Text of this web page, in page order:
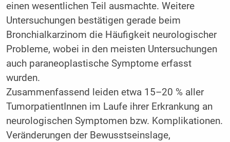
einen wesentlichen Teil ausmachte. Weitere
Untersuchungen bestätigen gerade beim
Bronchialkarzinom die Häufigkeit neurologischer
Probleme, wobei in den meisten Untersuchungen
auch paraneoplastische Symptome erfasst
wurden.
Zusammenfassend leiden etwa 15–20 % aller
TumorpatientInnen im Laufe ihrer Erkrankung an
neurologischen Symptomen bzw. Komplikationen.
Veränderungen der Bewusstseinslage,